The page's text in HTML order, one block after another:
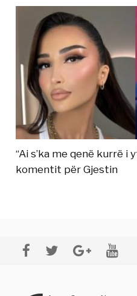
“Ai s’ka me qenë kurrë i
komentit për Gjestin